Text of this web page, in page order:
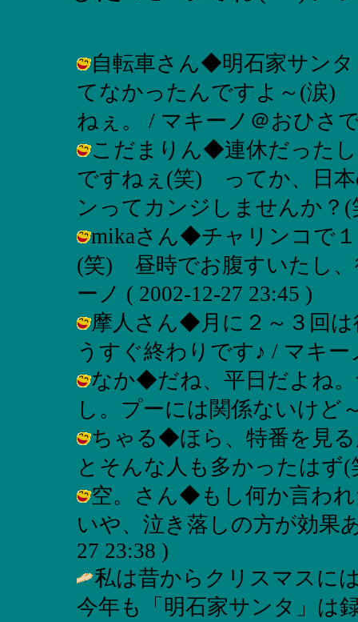
自転車さん◆明石家サン
てなかったんですよ～(涙)
ねぇ。 / マキーノ＠おひさ
こだまりん◆連休だった
ですねぇ(笑) ってか、日
ンってカンジしませんか？(
mikaさん◆チャリンコで
(笑) 昼時でお腹すいたし、
ーノ ( 2002-12-27 23:45 )
摩人さん◆月に２～３回
うすぐ終わりです♪ / マキー
なか◆だね、平日だよね
し。プーには関係ないけど
ちゃる◆ほら、特番を見
とそんな人も多かったはず(
空。さん◆もし何か言わ
いや、泣き落しの方が効果
27 23:38 )
私は昔からクリスマスに
今年も「明石家サンタ」は